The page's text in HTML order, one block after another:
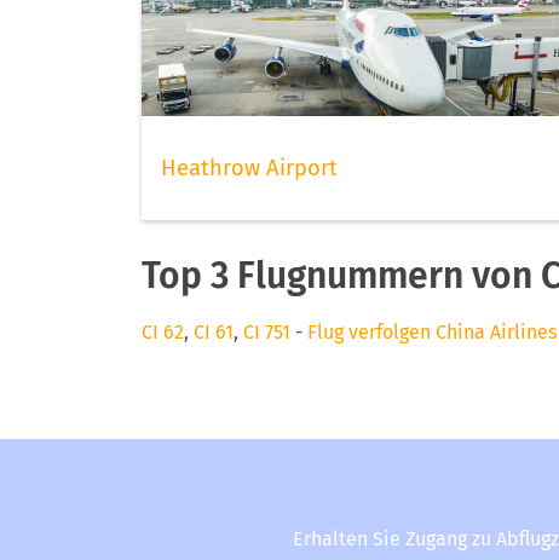
Heathrow Airport
Top 3 Flugnummern von
CI 62, CI 61, CI 751 - Flug verfolgen China Airlines
Erhalten Sie Zugang zu